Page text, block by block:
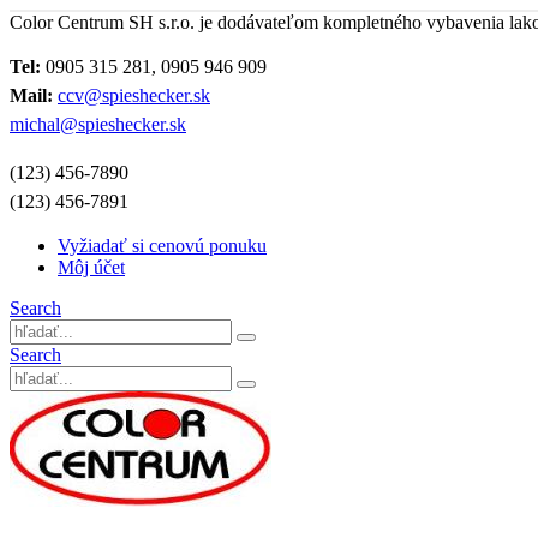
Color Centrum SH s.r.o. je dodávateľom kompletného vybavenia
Tel: 0905 315 281, 0905 946 909
Mail: ccv@spieshecker.sk
michal@spieshecker.sk
(123) 456-7890
(123) 456-7891
Vyžiadať si cenovú ponuku
Môj účet
Search
Search